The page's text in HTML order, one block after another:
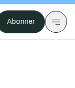
Abonner